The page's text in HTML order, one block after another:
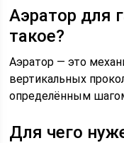
Аэратор для
такое?
Аэратор — это
вертикальных
определённым
Для чего